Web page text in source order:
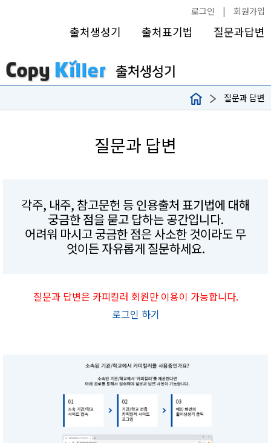
로그인 | 회원가입
출처생성기 출처표기법 질문과답변
질문과 답변
질문과 답변
각주, 내주, 참고문헌 등 인용출처 표기법에 대해
궁금한 점을 묻고 답하는 공간입니다.
어려워 마시고 궁금한 점은 사소한 것이라도 무
엇이든 자유롭게 질문하세요.
질문과 답변은 카피킬러 회원만 이용이 가능합니다.
로그인 하기